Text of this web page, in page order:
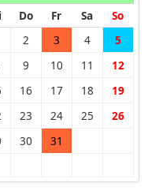
Do Fr Sa So
2 3 4 5
9 10 11 12
16 17 18 19
23 24 25 26
30 31